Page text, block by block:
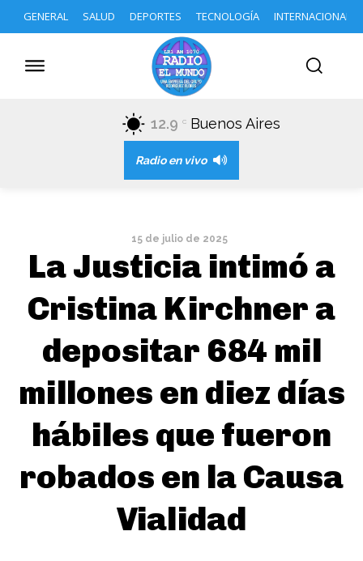
GENERAL SALUD DEPORTES TECNOLOGÍA INTERNACIONAL
12.9 C Buenos Aires
Radio en vivo
15 de julio de 2025
La Justicia intimó a
Cristina Kirchner a
depositar 684 mil
millones en diez días
hábiles que fueron
robados en la Causa
Vialidad